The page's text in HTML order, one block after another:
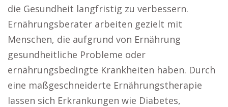
die Gesundheit langfristig zu verbessern.
Ernährungsberater arbeiten gezielt mit
Menschen, die aufgrund von Ernährung
gesundheitliche Probleme oder
ernährungsbedingte Krankheiten haben. Durch
eine maßgeschneiderte Ernährungstherapie
lassen sich Erkrankungen wie Diabetes,